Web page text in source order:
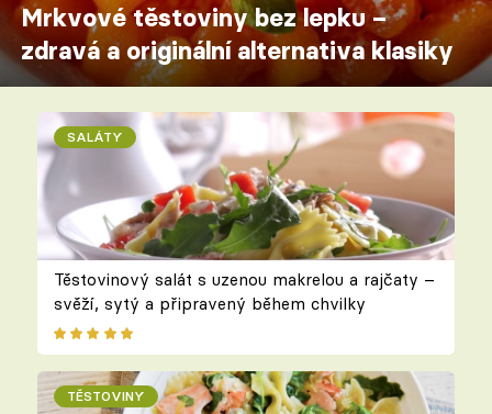
Mrkvové těstoviny bez lepku –
zdravá a originální alternativa klasiky
SALÁTY
Těstovinový salát s uzenou makrelou a rajčaty –
svěží, sytý a připravený během chvilky
TĚSTOVINY